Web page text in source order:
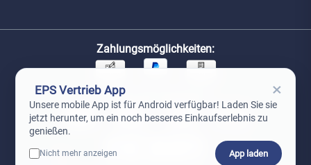
Zahlungsmöglichkeiten:
Unsere Versandpartner:
EPS Vertrieb App ×
Unsere mobile App ist für Android verfügbar! Laden Sie sie
jetzt herunter, um ein noch besseres Einkaufserlebnis zu
genießen.
Nicht mehr anzeigen App laden